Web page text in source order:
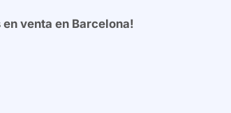
venta en Barcelona!